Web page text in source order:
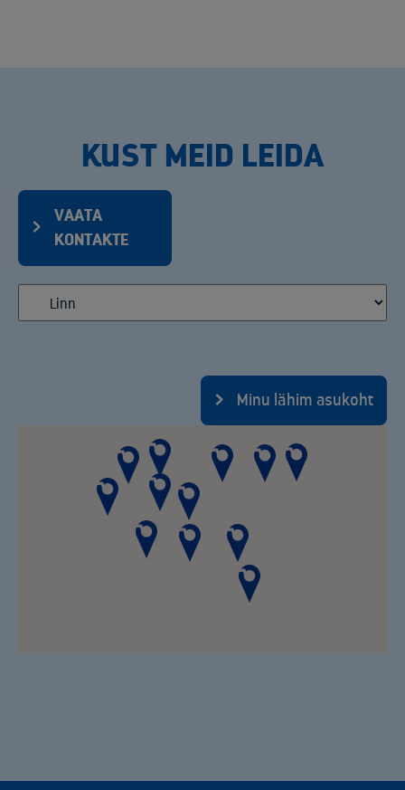
KUST MEID LEIDA
VAATA
KONTAKTE
Minu lähim asukoht